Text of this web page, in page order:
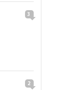
3
2